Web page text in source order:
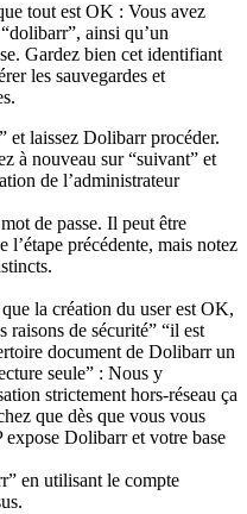
tout est OK : Vous avez
ainsi qu’un
Gardez bien cet identifiant
les sauvegardes et
et laissez Dolibarr procéder.
à nouveau sur “suivant” et
de l’administrateur
de passe. Il peut être
précédente, mais notez
la création du user est OK,
raisons de sécurité” “il est
document de Dolibarr un
seule” : Nous y
strictement hors-réseau ça
que dès que vous vous
Dolibarr et votre base
en utilisant le compte